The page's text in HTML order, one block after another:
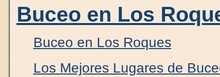
Buceo en Los
Buceo en Los Roques
Los Mejores Lugares de